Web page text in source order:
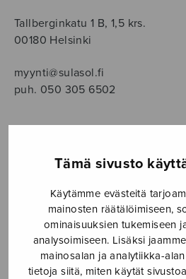
Tämä sivusto
Käytämme evästeitä
mainosten räätälöimiseen,
ominaisuuksien tukemiseen
analysoimiseen. Lisäksi
mainosalan ja analytiikka-
tietoja siitä, miten käytät
Tallberginkatu 1 B, 1,5 krs.
00180 Helsinki
myynti@sulasol.fi
puh. 050 305 6502